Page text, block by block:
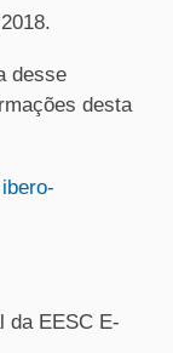
desse
desta
da EESC E-